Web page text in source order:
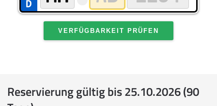
VERFÜGBARKEIT PRÜFEN
Reservierung gültig bis 25.10.2026 (90